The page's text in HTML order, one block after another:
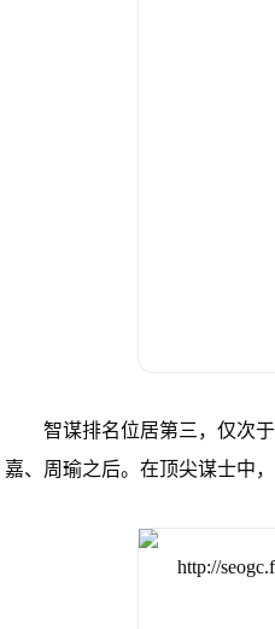
智谋排名位居第三，仅次
嘉、周瑜之后。在顶尖谋士中，